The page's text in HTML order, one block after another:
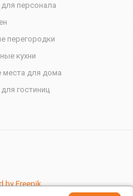
персонала
перегородки
кухни
места для дома
гостиниц
by Freepik